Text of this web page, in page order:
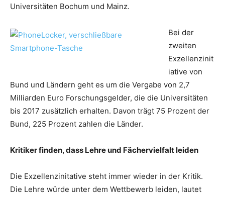
Universitäten Bochum und Mainz.
Bei der
zweiten
Exzellenzinit
iative von
Bund und Ländern geht es um die Vergabe von 2,7
Milliarden Euro Forschungsgelder, die die Universitäten
bis 2017 zusätzlich erhalten. Davon trägt 75 Prozent der
Bund, 225 Prozent zahlen die Länder.
Kritiker finden, dass Lehre und Fächervielfalt leiden
Die Exzellenzinitative steht immer wieder in der Kritik.
Die Lehre würde unter dem Wettbewerb leiden, lautet